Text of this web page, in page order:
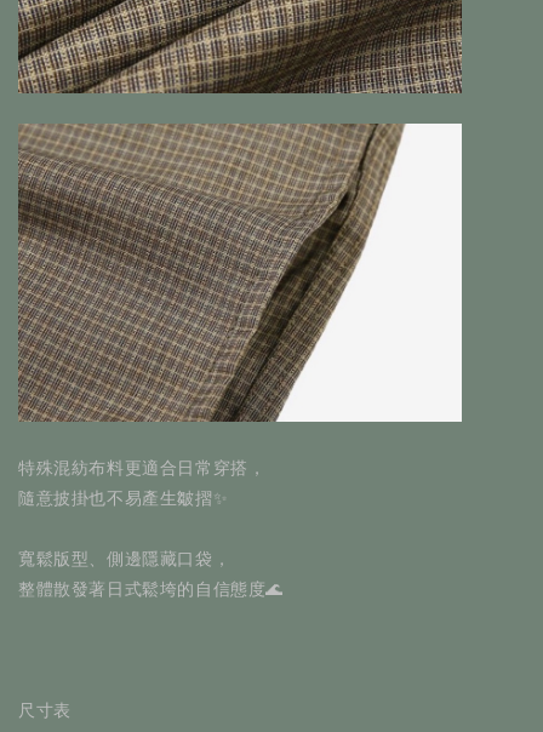
特殊混紡布料更適合日常穿搭，
隨意披掛也不易產生皺摺✨
寬鬆版型、側邊隱藏口袋，
整體散發著日式鬆垮的自信態度🌊
尺寸表